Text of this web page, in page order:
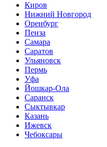
Киров
Нижний Новгород
Оренбург
Пенза
Самара
Саратов
Ульяновск
Пермь
Уфа
Йошкар-Ола
Саранск
Сыктывкар
Казань
Ижевск
Чебоксары